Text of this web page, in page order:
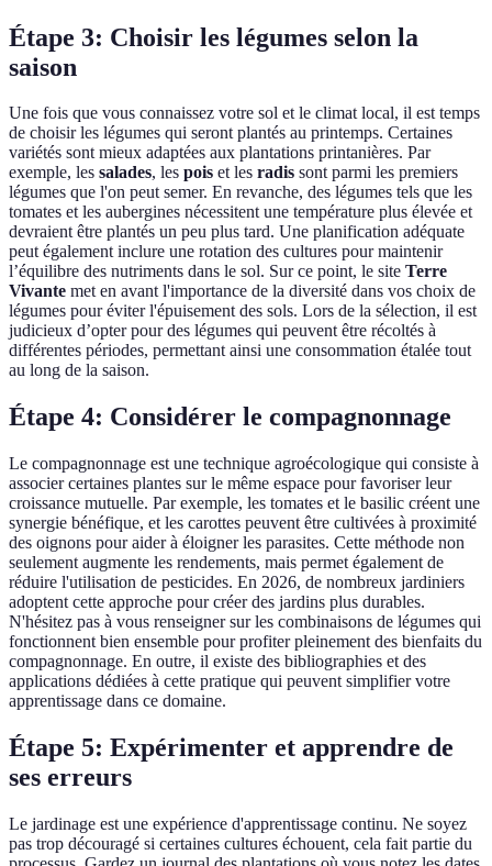
Étape 3: Choisir les légumes selon la
saison
Une fois que vous connaissez votre sol et le climat local, il est temps
de choisir les légumes qui seront plantés au printemps. Certaines
variétés sont mieux adaptées aux plantations printanières. Par
exemple, les salades, les pois et les radis sont parmi les premiers
légumes que l'on peut semer. En revanche, des légumes tels que les
tomates et les aubergines nécessitent une température plus élevée et
devraient être plantés un peu plus tard. Une planification adéquate
peut également inclure une rotation des cultures pour maintenir
l’équilibre des nutriments dans le sol. Sur ce point, le site Terre
Vivante met en avant l'importance de la diversité dans vos choix de
légumes pour éviter l'épuisement des sols. Lors de la sélection, il est
judicieux d’opter pour des légumes qui peuvent être récoltés à
différentes périodes, permettant ainsi une consommation étalée tout
au long de la saison.
Étape 4: Considérer le compagnonnage
Le compagnonnage est une technique agroécologique qui consiste à
associer certaines plantes sur le même espace pour favoriser leur
croissance mutuelle. Par exemple, les tomates et le basilic créent une
synergie bénéfique, et les carottes peuvent être cultivées à proximité
des oignons pour aider à éloigner les parasites. Cette méthode non
seulement augmente les rendements, mais permet également de
réduire l'utilisation de pesticides. En 2026, de nombreux jardiniers
adoptent cette approche pour créer des jardins plus durables.
N'hésitez pas à vous renseigner sur les combinaisons de légumes qui
fonctionnent bien ensemble pour profiter pleinement des bienfaits du
compagnonnage. En outre, il existe des bibliographies et des
applications dédiées à cette pratique qui peuvent simplifier votre
apprentissage dans ce domaine.
Étape 5: Expérimenter et apprendre de
ses erreurs
Le jardinage est une expérience d'apprentissage continu. Ne soyez
pas trop découragé si certaines cultures échouent, cela fait partie du